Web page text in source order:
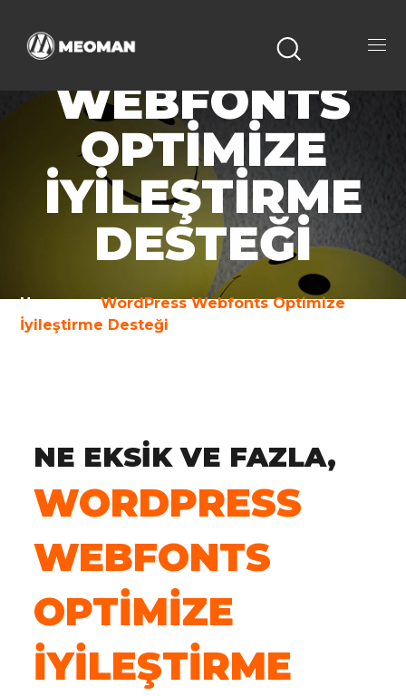
WORDPRESS
WEBFONTS
OPTIMIZE
İYILEŞTIRME
DESTEĞI
Home
WordPress Webfonts Optimize
İyileştirme Desteği
NE EKSIK VE FAZLA,
WORDPRESS
WEBFONTS
OPTIMIZE
İYILEŞTIRME